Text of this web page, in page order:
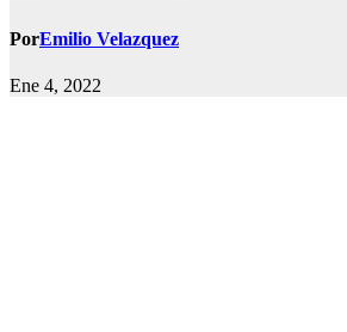
PorEmilio Velazquez
Ene 4, 2022